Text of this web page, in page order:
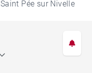
Pée sur Nivelle